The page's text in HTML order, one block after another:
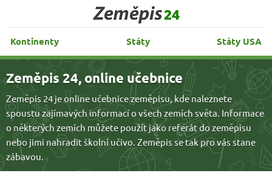
Zeměpis 24
Kontinenty Státy Státy USA
Zeměpis 24, online učebnice
Zeměpis 24 je online učebnice zeměpisu, kde naleznete
spoustu zajímavých informací o všech zemích světa. Informace
o některých zemích můžete použít jako referát do zeměpisu
nebo jimi nahradit školní učivo. Zeměpis se tak pro vás stane
zábavou.